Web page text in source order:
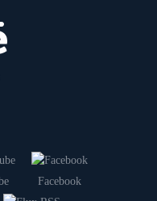
Facebook